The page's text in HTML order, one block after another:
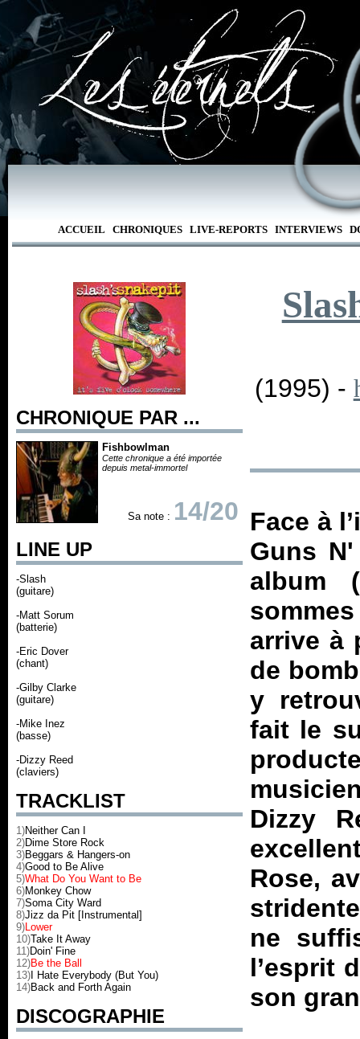
ACCUEIL CHRONIQUES LIVE-REPORTS INTERVIEWS
CHRONIQUE PAR ...
Fishbowlman
Cette chronique a été importée
depuis metal-immortel
Sa note : 14/20
LINE UP
-Slash
(guitare)
-Matt Sorum
(batterie)
-Eric Dover
(chant)
-Gilby Clarke
(guitare)
-Mike Inez
(basse)
-Dizzy Reed
(claviers)
TRACKLIST
1)Neither Can I
2)Dime Store Rock
3)Beggars & Hangers-on
4)Good to Be Alive
5)What Do You Want to Be
6)Monkey Chow
7)Soma City Ward
8)Jizz da Pit [Instrumental]
9)Lower
10)Take It Away
11)Doin' Fine
12)Be the Ball
13) I Hate Everybody (But You)
14)Back and Forth Again
DISCOGRAPHIE
(1995) -
Face à
Guns
album
arrive à
de
y
fait le
Dizzy
Rose,
ne
l’esprit
son